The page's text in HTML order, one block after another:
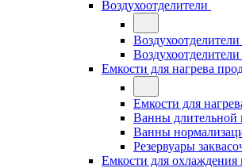
Воздухоотделители
Воздухоотделители
Емкости для нагрева
Емкости для
Ванны длительной
Ванны
Резервуары
Емкости для охлаждения